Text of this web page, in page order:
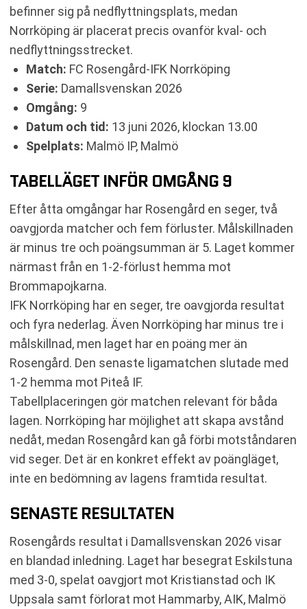
befinner sig på nedflyttningsplats, medan
Norrköping är placerat precis ovanför kval- och
nedflyttningsstrecket.
Match: FC Rosengård-IFK Norrköping
Serie: Damallsvenskan 2026
Omgång: 9
Datum och tid: 13 juni 2026, klockan 13.00
Spelplats: Malmö IP, Malmö
TABELLÄGET INFÖR OMGÅNG 9
Efter åtta omgångar har Rosengård en seger, två
oavgjorda matcher och fem förluster. Målskillnaden
är minus tre och poängsumman är 5. Laget kommer
närmast från en 1-2-förlust hemma mot
Brommapojkarna.
IFK Norrköping har en seger, tre oavgjorda resultat
och fyra nederlag. Även Norrköping har minus tre i
målskillnad, men laget har en poäng mer än
Rosengård. Den senaste ligamatchen slutade med
1-2 hemma mot Piteå IF.
Tabellplaceringen gör matchen relevant för båda
lagen. Norrköping har möjlighet att skapa avstånd
nedåt, medan Rosengård kan gå förbi motståndaren
vid seger. Det är en konkret effekt av poängläget,
inte en bedömning av lagens framtida resultat.
SENASTE RESULTATEN
Rosengårds resultat i Damallsvenskan 2026 visar
en blandad inledning. Laget har besegrat Eskilstuna
med 3-0, spelat oavgjort mot Kristianstad och IK
Uppsala samt förlorat mot Hammarby, AIK, Malmö